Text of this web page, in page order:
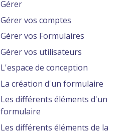
Gérer
Gérer vos comptes
Gérer vos Formulaires
Gérer vos utilisateurs
L'espace de conception
La création d'un formulaire
Les différents éléments d'un
formulaire
Les différents éléments de la